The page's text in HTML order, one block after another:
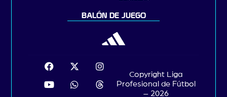
BALÓN DE JUEGO
Copyright Liga
Profesional de Fútbol
– 2026